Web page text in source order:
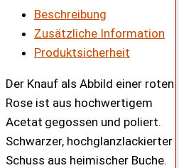
Beschreibung
Zusätzliche Information
Produktsicherheit
Der Knauf als Abbild einer roten
Rose ist aus hochwertigem
Acetat gegossen und poliert.
Schwarzer, hochglanzlackierter
Schuss aus heimischer Buche.